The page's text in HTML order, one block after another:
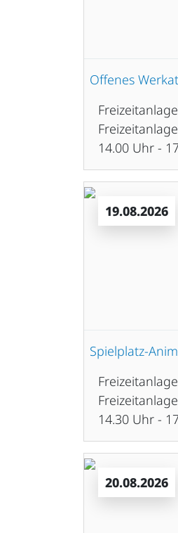
Offenes
14.00 Uhr -
19.08.2026
Spielplatz-
14.30 Uhr -
20.08.2026